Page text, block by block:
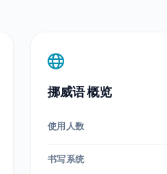
挪威语 概览
使用人数
书写系统